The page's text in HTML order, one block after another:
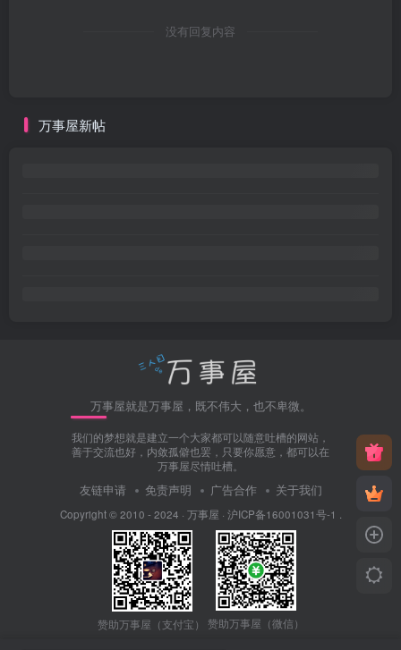
没有回复内容
万事屋新帖
万事屋就是万事屋，既不伟大，也不卑微。
我们的梦想就是建立一个大家都可以随意吐槽的网站，
善于交流也好，内敛孤僻也罢，只要你愿意，都可以在
万事屋尽情吐槽。
友链申请 免责声明 广告合作 关于我们
Copyright © 2010 - 2024 · 万事屋 · 沪ICP备16001031号-1 .
赞助万事屋（支付宝） 赞助万事屋（微信）